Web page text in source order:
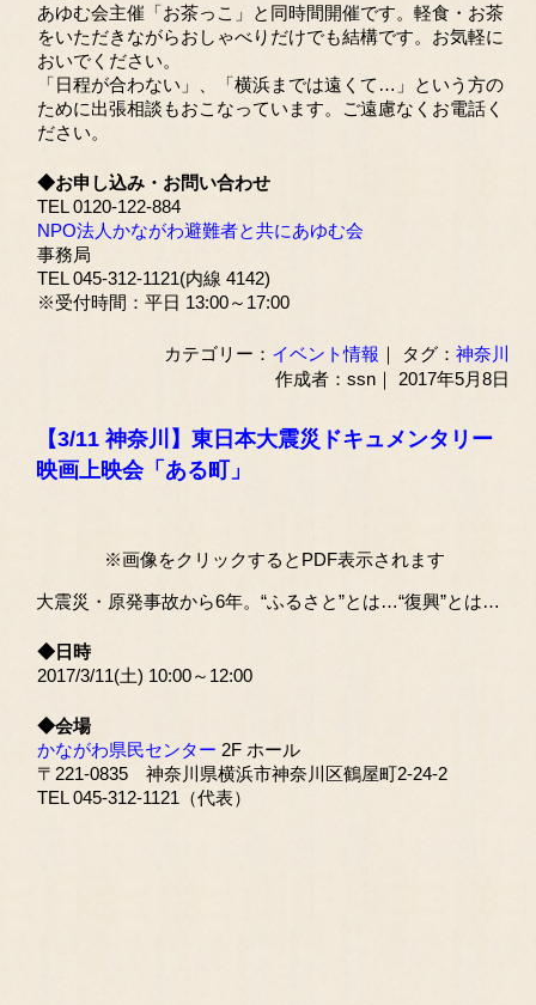
あゆむ会主催「お茶っこ」と同時間開催です。軽食・お茶
をいただきながらおしゃべりだけでも結構です。お気軽に
おいでください。
「日程が合わない」、「横浜までは遠くて…」という方の
ために出張相談もおこなっています。ご遠慮なくお電話く
ださい。
◆お申し込み・お問い合わせ
TEL 0120-122-884
NPO法人かながわ避難者と共にあゆむ会
事務局
TEL 045-312-1121(内線 4142)
※受付時間：平日 13:00～17:00
カテゴリー： イベント情報 ｜ タグ：神奈川
作成者：ssn｜ 2017年5月8日
【3/11 神奈川】東日本大震災ドキュメンタリー
映画上映会「ある町」
※画像をクリックするとPDF表示されます
大震災・原発事故から6年。“ふるさと”とは…“復興”とは…
◆日時
2017/3/11(土) 10:00～12:00
◆会場
かながわ県民センター 2F ホール
〒221-0835 神奈川県横浜市神奈川区鶴屋町2-24-2
TEL 045-312-1121（代表）